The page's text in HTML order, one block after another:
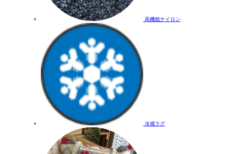
高機能ナイロン
冷感ラグ